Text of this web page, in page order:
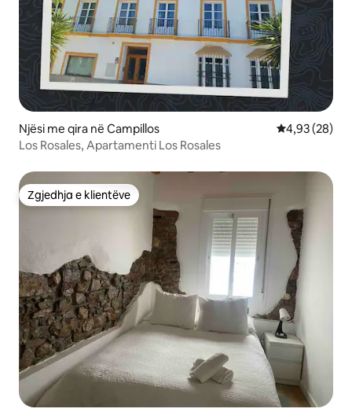
Njësi me qira në Campillos Vlerësimi
4,93 (28)
Los Rosales, Apartamenti Los Rosales
Zgjedhja e klientëve
Zgjedhja e klientëve